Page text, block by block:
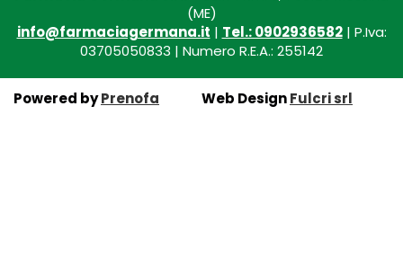
(ME)
info@farmaciagermana.it | Tel.: 0902936582| P.Iva:
03705050833 | Numero R.E.A.: 255142
Powered byPrenofa Web DesignFulcri srl